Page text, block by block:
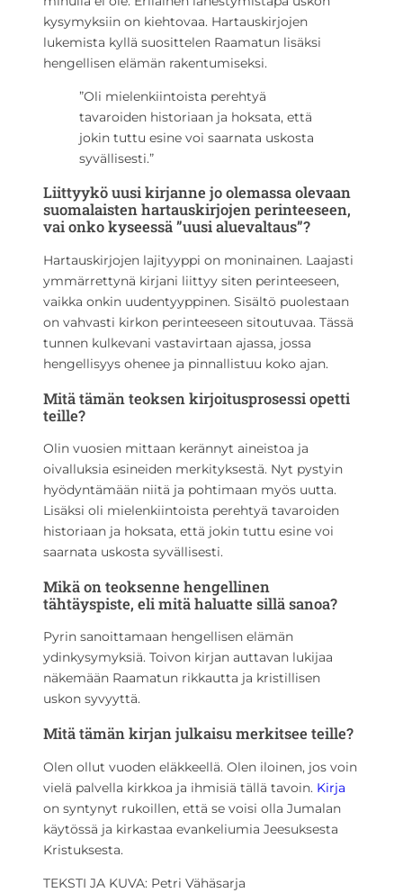
kysymyksiin on kiehtovaa. Hartauskirjojen
lukemista kyllä suosittelen Raamatun lisäksi
hengellisen elämän rakentumiseksi.
”Oli mielenkiintoista perehtyä
tavaroiden historiaan ja hoksata, että
jokin tuttu esine voi saarnata uskosta
syvällisesti.”
Liittyykö uusi kirjanne jo olemassa olevaan
suomalaisten hartauskirjojen perinteeseen,
vai onko kyseessä ”uusi aluevaltaus”?
Hartauskirjojen lajityyppi on moninainen. Laajasti
ymmärrettynä kirjani liittyy siten perinteeseen,
vaikka onkin uudentyyppinen. Sisältö puolestaan
on vahvasti kirkon perinteeseen sitoutuvaa. Tässä
tunnen kulkevani vastavirtaan ajassa, jossa
hengellisyys ohenee ja pinnallistuu koko ajan.
Mitä tämän teoksen kirjoitusprosessi opetti
teille?
Olin vuosien mittaan kerännyt aineistoa ja
oivalluksia esineiden merkityksestä. Nyt pystyin
hyödyntämään niitä ja pohtimaan myös uutta.
Lisäksi oli mielenkiintoista perehtyä tavaroiden
historiaan ja hoksata, että jokin tuttu esine voi
saarnata uskosta syvällisesti.
Mikä on teoksenne hengellinen
tähtäyspiste, eli mitä haluatte sillä sanoa?
Pyrin sanoittamaan hengellisen elämän
ydinkysymyksiä. Toivon kirjan auttavan lukijaa
näkemään Raamatun rikkautta ja kristillisen
uskon syvyyttä.
Mitä tämän kirjan julkaisu merkitsee teille?
Olen ollut vuoden eläkkeellä. Olen iloinen, jos voin
vielä palvella kirkkoa ja ihmisiä tällä tavoin. Kirja
on syntynyt rukoillen, että se voisi olla Jumalan
käytössä ja kirkastaa evankeliumia Jeesuksesta
Kristuksesta.
TEKSTI JA KUVA: Petri Vähäsarja